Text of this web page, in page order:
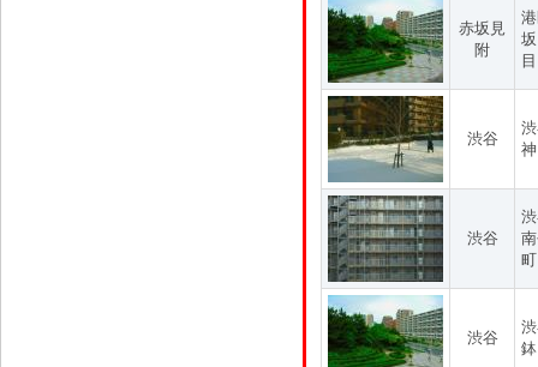
赤坂見
附
目
渋谷
渋谷
渋谷